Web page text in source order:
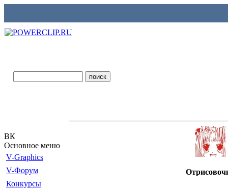
ВК
Основное меню
V-Graphics
V-Форум
Конкурсы